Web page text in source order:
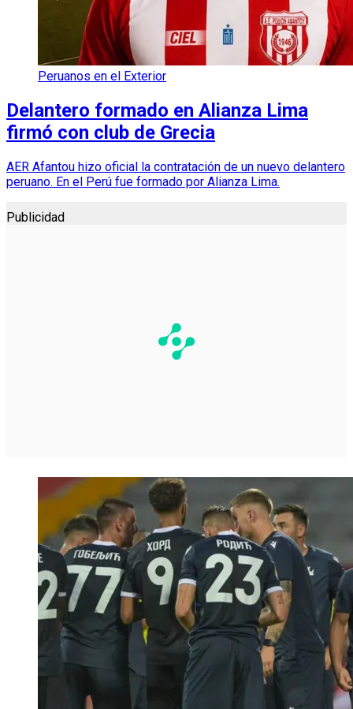
Peruanos en el Exterior
Delantero formado en Alianza Lima
firmó con club de Grecia
AER Afantou hizo oficial la contratación de un nuevo delantero
peruano. En el Perú fue formado por Alianza Lima.
Publicidad